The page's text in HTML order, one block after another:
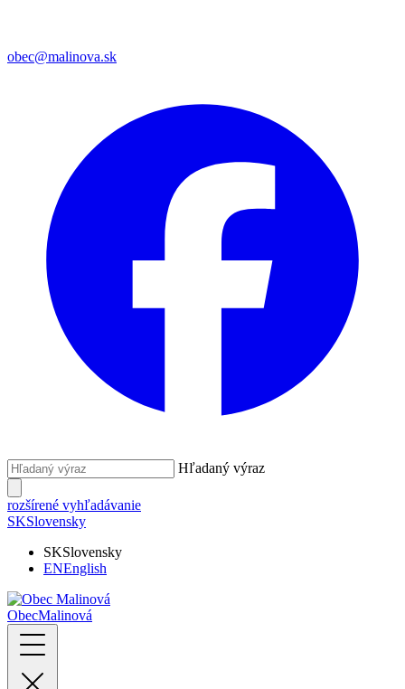
obec@malinova.sk
Hľadaný výraz
rozšírené vyhľadávanie
SKSlovensky
SKSlovensky
ENEnglish
ObecMalinová